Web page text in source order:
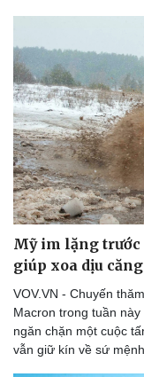
Mỹ im lặng trước
giúp xoa dịu
VOV.VN - Chuyến
Macron trong tuần
ngăn chặn một cuộc
vẫn giữ kín về sứ